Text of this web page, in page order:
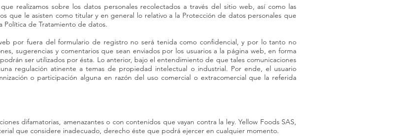
realizamos sobre los datos personales recolectados a través del sitio web, así como las
que le asisten como titular y en general lo relativo a la Protección de datos personales que
Política de Tratamiento de datos.
por fuera del formulario de registro no será tenida como confidencial, y por lo tanto no
sugerencias y comentarios que sean enviados por los usuarios a la página web, en forma
ser utilizados por ésta. Lo anterior, bajo el entendimiento de que tales comunicaciones
regulación atinente a temas de propiedad intelectual o industrial. Por ende, el usuario
o participación alguna en razón del uso comercial o extracomercial que la referida
difamatorias, amenazantes o con contenidos que vayan contra la ley. Yellow Foods SAS,
que considere inadecuado, derecho éste que podrá ejercer en cualquier momento.